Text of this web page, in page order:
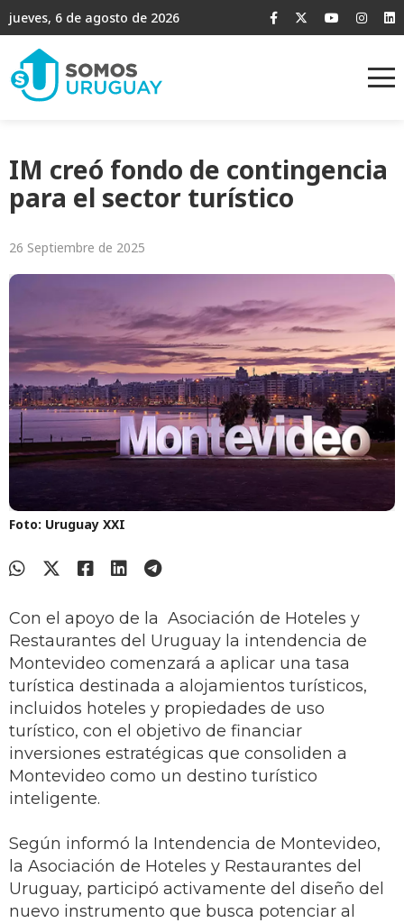
jueves, 6 de agosto de 2026
IM creó fondo de contingencia
para el sector turístico
26 Septiembre de 2025
Foto: Uruguay XXI
Con el apoyo de la Asociación de Hoteles y
Restaurantes del Uruguay la intendencia de
Montevideo comenzará a aplicar una tasa
turística destinada a alojamientos turísticos,
incluidos hoteles y propiedades de uso
turístico, con el objetivo de financiar
inversiones estratégicas que consoliden a
Montevideo como un destino turístico
inteligente.
Según informó la Intendencia de Montevideo,
la Asociación de Hoteles y Restaurantes del
Uruguay, participó activamente del diseño del
nuevo instrumento que busca potenciar al